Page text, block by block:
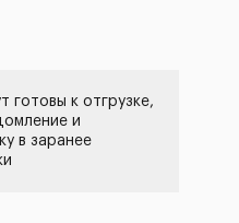
готовы к отгрузке,
и
в заранее